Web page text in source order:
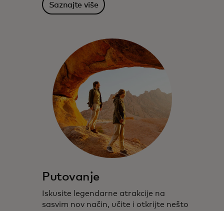
Saznajte više
Putovanje
Iskusite legendarne atrakcije na
sasvim nov način, učite i otkrijte nešto